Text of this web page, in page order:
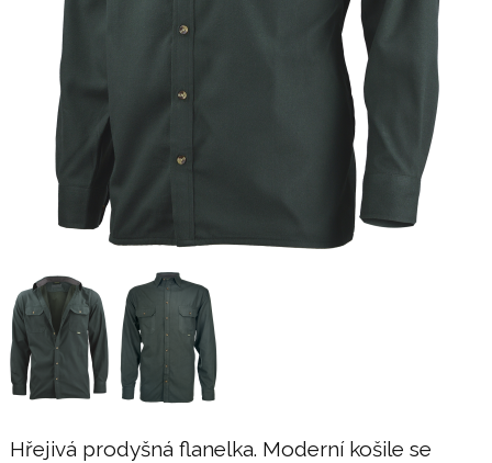
Hřejivá prodyšná flanelka. Moderní košile se